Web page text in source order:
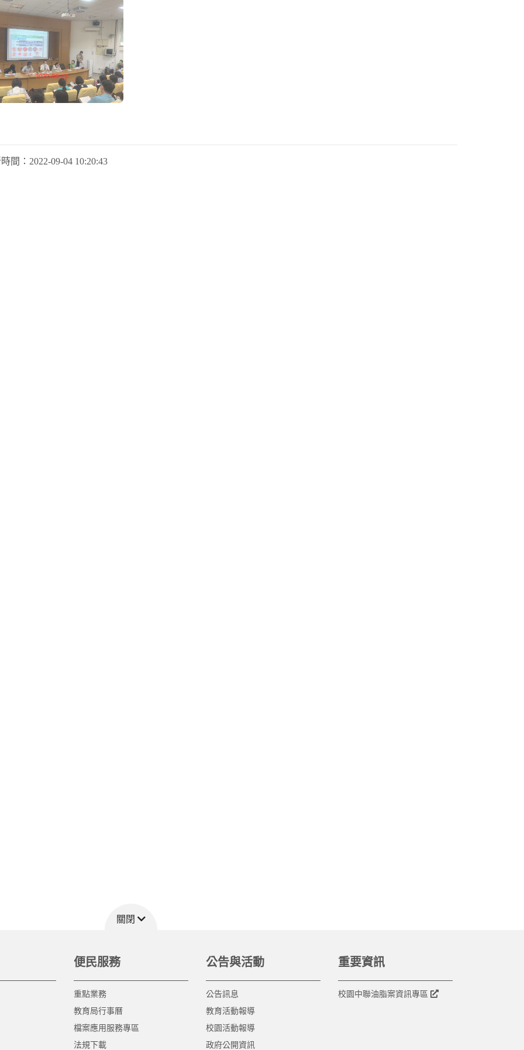
間： 2022-09-04 10:20:43
關閉
便民服務
重點業務
教育局行事曆
檔案應用服務專區
法規下載
公告與活動
公告訊息
教育活動報導
校園活動報導
政府公開資訊
重要資訊
校園中聯油脂案資訊專區